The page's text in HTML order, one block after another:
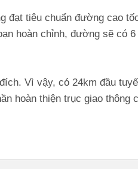
đạt tiêu chuẩn đường cao
hoàn chỉnh, đường sẽ có
Vì vậy, có 24km đầu
hoàn thiện trục giao thông